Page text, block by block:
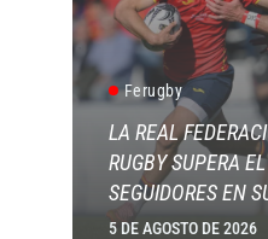
Ferugby
LA REAL
RUGBY SUPERA
SEGUIDORES EN
5 DE AGOSTO DE 2026